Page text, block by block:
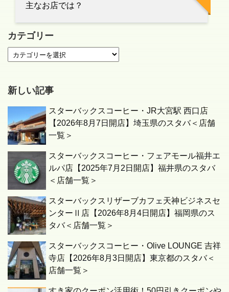
主なお店では？
カテゴリー
新しい記事
スターバックスコーヒー・JR大宮駅 西口店
【2026年8月7日開店】埼玉県のスタバ＜店舗
一覧＞
スターバックスコーヒー・フェアモール福井エ
ルパ店【2025年7月2日開店】福井県のスタバ
＜店舗一覧＞
スターバックスリザーブカフェ天神ビジネスセ
ンターⅡ店【2026年8月4日開店】福岡県のス
タバ＜店舗一覧＞
スターバックスコーヒー・Olive LOUNGE 吉祥
寺店【2026年8月3日開店】東京都のスタバ＜
店舗一覧＞